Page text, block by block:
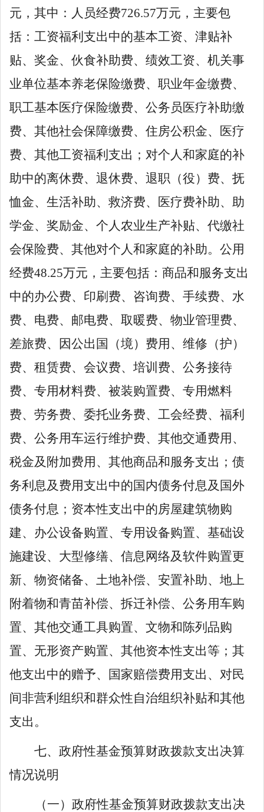
元，其中：人员经费726.57万元，主要包
括：工资福利支出中的基本工资、津贴补
贴、奖金、伙食补助费、绩效工资、机关事
业单位基本养老保险缴费、职业年金缴费、
职工基本医疗保险缴费、公务员医疗补助缴
费、其他社会保障缴费、住房公积金、医疗
费、其他工资福利支出；对个人和家庭的补
助中的离休费、退休费、退职（役）费、抚
恤金、生活补助、救济费、医疗费补助、助
学金、奖励金、个人农业生产补贴、代缴社
会保险费、其他对个人和家庭的补助。公用
经费48.25万元，主要包括：商品和服务支出
中的办公费、印刷费、咨询费、手续费、水
费、电费、邮电费、取暖费、物业管理费、
差旅费、因公出国（境）费用、维修（护）
费、租赁费、会议费、培训费、公务接待
费、专用材料费、被装购置费、专用燃料
费、劳务费、委托业务费、工会经费、福利
费、公务用车运行维护费、其他交通费用、
税金及附加费用、其他商品和服务支出；债
务利息及费用支出中的国内债务付息及国外
债务付息；资本性支出中的房屋建筑物购
建、办公设备购置、专用设备购置、基础设
施建设、大型修缮、信息网络及软件购置更
新、物资储备、土地补偿、安置补助、地上
附着物和青苗补偿、拆迁补偿、公务用车购
置、其他交通工具购置、文物和陈列品购
置、无形资产购置、其他资本性支出等；其
他支出中的赠予、国家赔偿费用支出、对民
间非营利组织和群众性自治组织补贴和其他
支出。
七、政府性基金预算财政拨款支出决算
情况说明
（一）政府性基金预算财政拨款支出决